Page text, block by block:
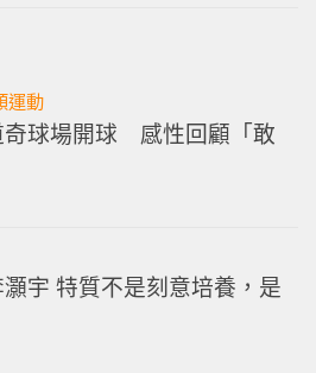
運動
奇球場開球 感性回顧「敢
宇 特質不是刻意培養，是